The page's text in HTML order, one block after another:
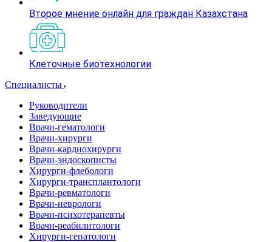
Второе мнение онлайн для граждан Казахстана
Клеточные биотехнологии
Специалисты
Руководители
Заведующие
Врачи-гематологи
Врачи-хирурги
Врачи-кардиохирурги
Врачи-эндоскописты
Хирурги-флебологи
Хирурги-трансплантологи
Врачи-ревматологи
Врачи-неврологи
Врачи-психотерапевты
Врачи-реабилитологи
Хирурги-гепатологи